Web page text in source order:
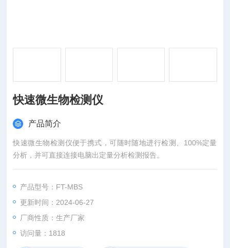
快速微生物检测仪
产品简介
快速微生物检测仪便于携式，可随时随地进行检测、100%定量
分析，并可直接连接电脑出定量分析检测报告。
产品型号：FT-MBS
更新时间：2024-06-27
厂商性质：生产厂家
访问量：1818